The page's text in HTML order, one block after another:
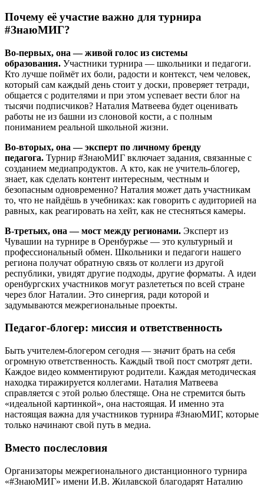
Почему её участие важно для турнира
#ЗнаюМИГ?
Во-первых, она — живой голос из системы
образования. Участники турнира — школьники и педагоги.
Кто лучше поймёт их боли, радости и контекст, чем человек,
который сам каждый день стоит у доски, проверяет тетради,
общается с родителями и при этом успевает вести блог на
тысячи подписчиков? Наталия Матвеева будет оценивать
работы не из башни из слоновой кости, а с полным
пониманием реальной школьной жизни.
Во-вторых, она — эксперт по личному бренду
педагога. Турнир #ЗнаюМИГ включает задания, связанные с
созданием медиапродуктов. А кто, как не учитель-блогер,
знает, как сделать контент интересным, честным и
безопасным одновременно? Наталия может дать участникам
то, что не найдёшь в учебниках: как говорить с аудиторией на
равных, как реагировать на хейт, как не стесняться камеры.
В-третьих, она — мост между регионами. Эксперт из
Чувашии на турнире в Оренбуржье — это культурный и
профессиональный обмен. Школьники и педагоги нашего
региона получат обратную связь от коллеги из другой
республики, увидят другие подходы, другие форматы. А идеи
оренбургских участников могут разлететься по всей стране
через блог Наталии. Это синергия, ради которой и
задумываются межрегиональные проекты.
Педагог-блогер: миссия и ответственность
Быть учителем-блогером сегодня — значит брать на себя
огромную ответственность. Каждый твой пост смотрят дети.
Каждое видео комментируют родители. Каждая методическая
находка тиражируется коллегами. Наталия Матвеева
справляется с этой ролью блестяще. Она не стремится быть
«идеальной картинкой», она настоящая. И именно эта
настоящая важна для участников турнира #ЗнаюМИГ, которые
только начинают свой путь в медиа.
Вместо послесловия
Организаторы межрегионального дистанционного турнира
«#ЗнаюМИГ» имени И.В. Жилавской благодарят Наталию